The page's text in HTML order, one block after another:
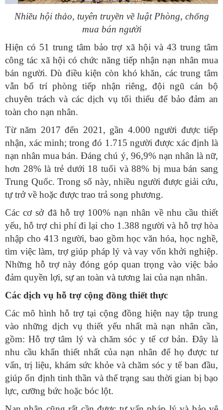
Nhiều hội thảo, tuyên truyền về luật Phòng, chống
mua bán người
Hiện có 51 trung tâm bảo trợ xã hội và 43 trung tâm
công tác xã hội có chức năng tiếp nhận nạn nhân mua
bán người. Dù điều kiện còn khó khăn, các trung tâm
vẫn bố trí phòng tiếp nhận riêng, đội ngũ cán bộ
chuyên trách và các dịch vụ tối thiểu để bảo đảm an
toàn cho nạn nhân.
Từ năm 2017 đến 2021, gần 4.000 người được tiếp
nhận, xác minh; trong đó 1.715 người được xác định là
nạn nhân mua bán. Đáng chú ý, 96,9% nạn nhân là nữ,
hơn 28% là trẻ dưới 18 tuổi và 88% bị mua bán sang
Trung Quốc. Trong số này, nhiều người được giải cứu,
tự trở về hoặc được trao trả song phương.
Các cơ sở đã hỗ trợ 100% nạn nhân về nhu cầu thiết
yếu, hỗ trợ chi phí đi lại cho 1.388 người và hỗ trợ hòa
nhập cho 413 người, bao gồm học văn hóa, học nghề,
tìm việc làm, trợ giúp pháp lý và vay vốn khởi nghiệp.
Những hỗ trợ này đóng góp quan trọng vào việc bảo
đảm quyền lợi, sự an toàn và tương lai của nạn nhân.
Các dịch vụ hỗ trợ cộng đồng thiết thực
Các mô hình hỗ trợ tại cộng đồng hiện nay tập trung
vào những dịch vụ thiết yếu nhất mà nạn nhân cần,
gồm: Hỗ trợ tâm lý và chăm sóc y tế cơ bản. Đây là
nhu cầu khẩn thiết nhất của nạn nhân để họ được tư
vấn, trị liệu, khám sức khỏe và chăm sóc y tế ban đầu,
giúp ổn định tinh thần và thể trạng sau thời gian bị bạo
lực, cưỡng bức hoặc bóc lột.